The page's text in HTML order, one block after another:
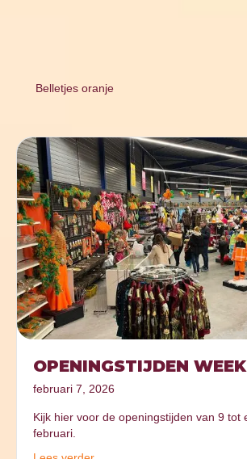
Belletjes oranje
OPENINGSTIJDEN
februari 7, 2026
Kijk hier voor de openingstijden van 9 tot
februari.